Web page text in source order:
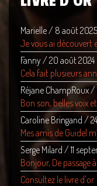
Marielle/ 8 août 2025
Je vous ai découvert
Fanny/ 20 août 2024
Cela fait plusieurs
Réjane ChampRoux/
Bon son, belles voix
Caroline Bringand /
Mes amis de Guidel
Serge Milard / 11
Bonjour, De passage
Consultez le livre d'or